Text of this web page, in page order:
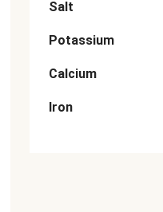
Salt
Potassium
Calcium
Iron